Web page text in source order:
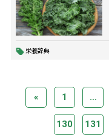
栄養辞典
« 1 …
130 131